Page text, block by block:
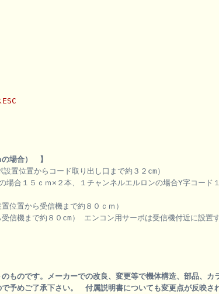
の場合） 】
置位置からコード取り出し口まで約３２cm）
合１５ｃｍ×２本、１チャンネルエルロンの場合Y字コード
位置から受信機まで約８０ｃｍ）
機まで約８０cm） エンコン用サーボは受信機付近に設置
ものです。メーカーでの改良、変更等で機体構造、部品、カ
予めご了承下さい。 付属説明書についても変更点が反映さ